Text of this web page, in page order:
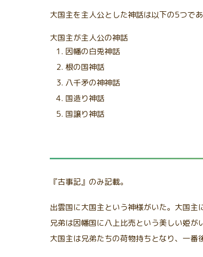
大国主を主人公とした神話は以下の5つであ
大国主が主人公の神話
因幡の白兎神話
根の国神話
八千矛の神神話
国造り神話
国譲り神話
『古事記』のみ記載。
出雲国に大国主という神様がいた。大国主
兄弟は因幡国に八上比売という美しい姫が
大国主は兄弟たちの荷物持ちとなり、一番